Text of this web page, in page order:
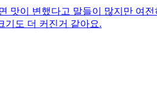
맛이 변했다고 말들이 많지만 여
기도 더 커진거 같아요.